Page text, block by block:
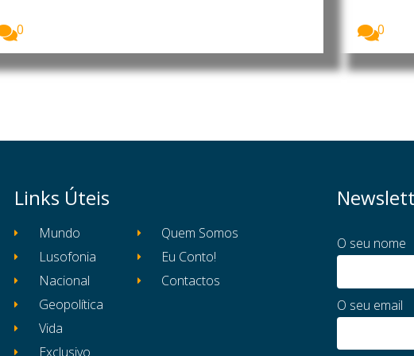
0
0
Links Úteis
Mundo
Lusofonia
Nacional
Geopolítica
Vida
Exclusivo
Quem Somos
Eu Conto!
Contactos
O seu nome
O seu email